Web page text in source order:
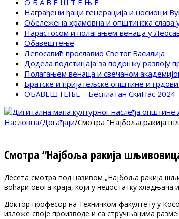
О Б А В Е Ш Т Е Њ Е
Награђени ђаци генерација и носиоци
Обележена храмовна и општинска слава
Парастосом и полагањем венаца у
Обавештење
Лепосавић прославио Светог Василија
Додела подстицаја за подршку развоју
Полагањем венаца и свечаном
Братске и пријатељске општине и
ОБАВЕШТЕЊЕ – Бесплатан СкиПас 2024
Насловна/Догађаји/Смотра “Најбоља ракија
Смотра “Најбоља ракија
Десета смотра под називом „Најбоља ракија
воћари овога краја, који у недостатку
Доктор професор на Техничком факултету у
изложе своје производе и са стручњацима